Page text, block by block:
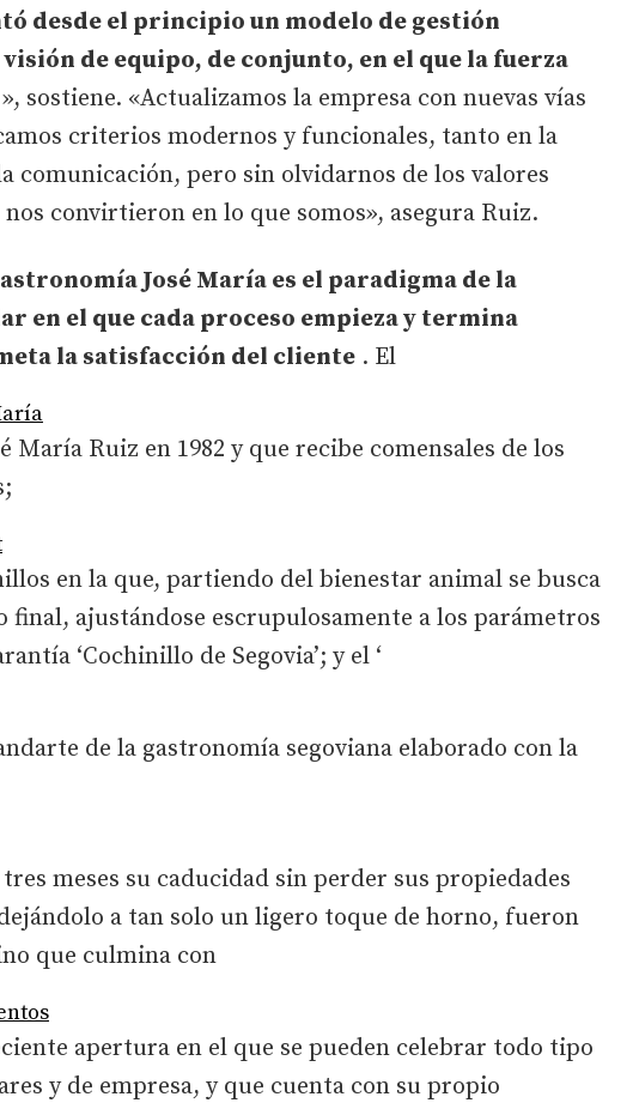
desde el principio un modelo de gestión
de equipo, de conjunto, en el que la fuerza
», sostiene. «Actualizamos la empresa con nuevas vías
criterios modernos y funcionales, tanto en la
comunicación, pero sin olvidarnos de los valores
convirtieron en lo que somos», asegura Ruiz.
José María es el paradigma de la
en el que cada proceso empieza y termina
la satisfacción del cliente . El
María Ruiz en 1982 y que recibe comensales de los
en la que, partiendo del bienestar animal se busca
ajustándose escrupulosamente a los parámetros
‘Cochinillo de Segovia’; y el ‘
de la gastronomía segoviana elaborado con la
tres meses su caducidad sin perder sus propiedades
a tan solo un ligero toque de horno, fueron
que culmina con
apertura en el que se pueden celebrar todo tipo
y de empresa, y que cuenta con su propio